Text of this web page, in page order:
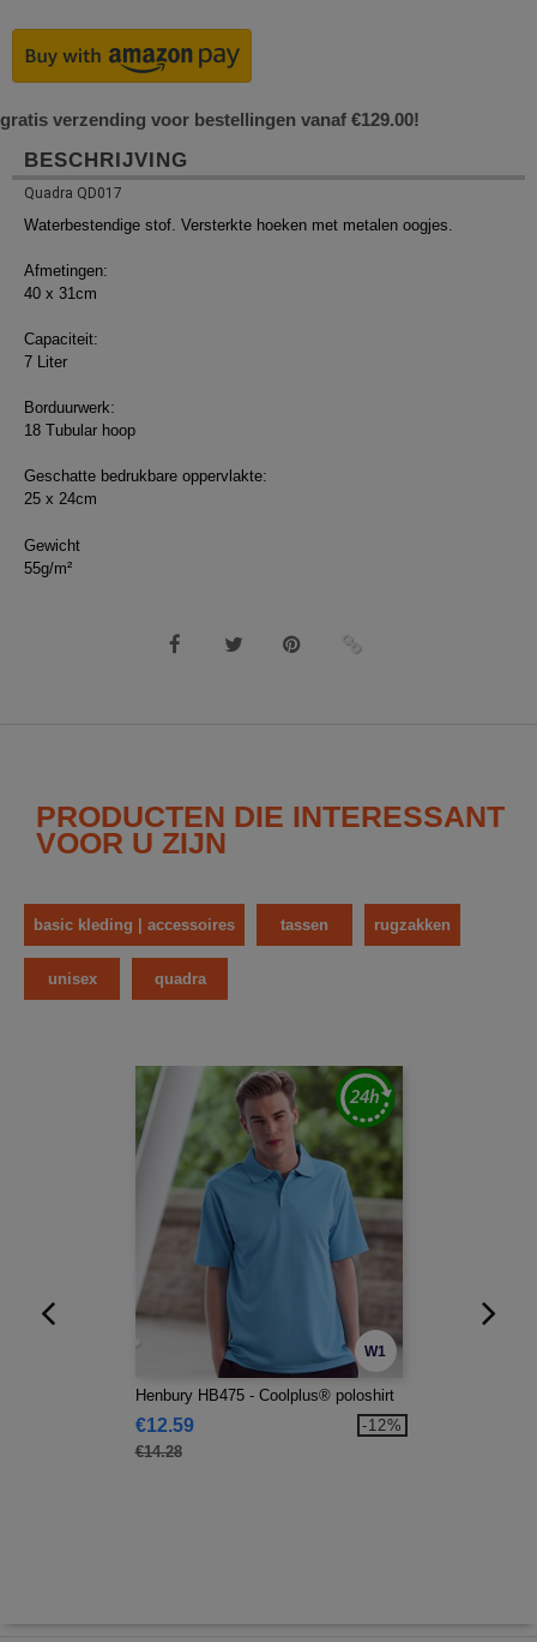
gratis verzending voor bestellingen vanaf €129.00!
BESCHRIJVING
Quadra QD017
Waterbestendige stof. Versterkte hoeken met metalen oogjes.
Afmetingen:
40 x 31cm
Capaciteit:
7 Liter
Borduurwerk:
18 Tubular hoop
Geschatte bedrukbare oppervlakte:
25 x 24cm
Gewicht
55g/m²
PRODUCTEN DIE INTERESSANT
VOOR U ZIJN
basic kleding | accessoires tassen rugzakken
unisex quadra
W1
Henbury HB475 - Coolplus® poloshirt
€12.59
€14.28
-12%